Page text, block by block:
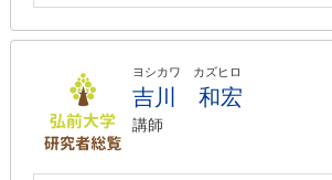
ヨシカワ カズヒロ
吉川 和宏
講師